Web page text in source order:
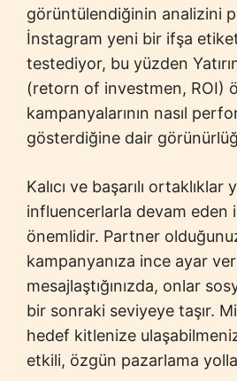
görüntülendiğinin analizini
İnstagram yeni bir ifşa
testediyor, bu yüzden
(retorn of investmen, ROI)
kampanyalarının nasıl
gösterdiğine dair
Kalıcı ve başarılı
influencerlarla devam eden
önemlidir. Partner
kampanyanıza ince ayar
mesajlaştığınızda, onlar
bir sonraki seviyeye taşır.
hedef kitlenize
etkili, özgün pazarlama